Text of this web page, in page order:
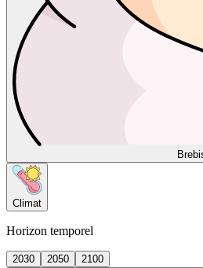
Climat
Horizon temporel
2030 2050
2100